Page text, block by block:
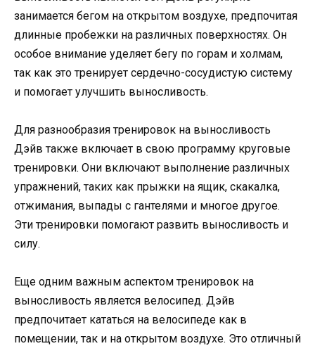
занимается бегом на открытом воздухе, предпочитая
длинные пробежки на различных поверхностях. Он
особое внимание уделяет бегу по горам и холмам,
так как это тренирует сердечно-сосудистую систему
и помогает улучшить выносливость.
Для разнообразия тренировок на выносливость
Дэйв также включает в свою программу круговые
тренировки. Они включают выполнение различных
упражнений, таких как прыжки на ящик, скакалка,
отжимания, выпады с гантелями и многое другое.
Эти тренировки помогают развить выносливость и
силу.
Еще одним важным аспектом тренировок на
выносливость является велосипед. Дэйв
предпочитает кататься на велосипеде как в
помещении, так и на открытом воздухе. Это отличный